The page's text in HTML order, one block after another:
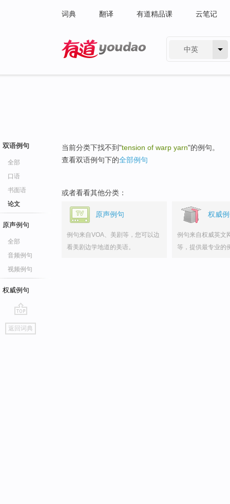
词典 翻译 有道精品课 云笔记
中英
双语例句
全部
口语
书面语
论文
原声例句
全部
音频例句
视频例句
权威例句
go
top
返回词典
当前分类下找不到"tension of warp yarn"的例句。
查看双语例句下的全部例句
或者看看其他分类：
原声例句
例句来自VOA、美剧等，您可以边
看美剧边学地道的美语。
权威
例句来自权威英文
等，提供最专业的